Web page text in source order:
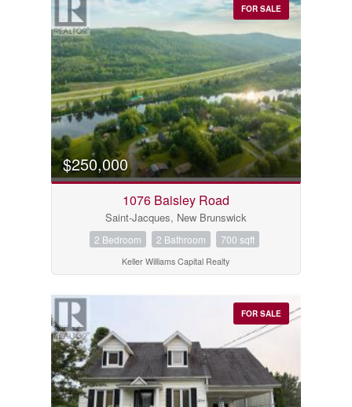
FOR SALE
$250,000
1076 Baisley Road
Saint-Jacques, New Brunswick
2 Bedroom 2 Bathroom 700 sqft
Keller Williams Capital Realty
FOR SALE